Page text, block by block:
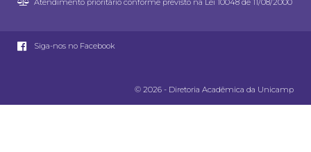
Atendimento prioritário conforme previsto na Lei 10048 de 11/08/2000
Siga-nos no Facebook
© 2026 - Diretoria Acadêmica da Unicamp